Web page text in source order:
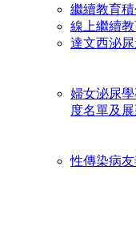
繼續教育
線上繼續
達文西泌
婦女泌尿
度名單及
性傳染病